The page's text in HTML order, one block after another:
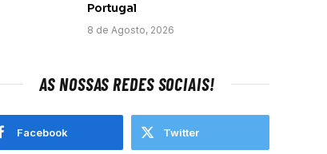
Portugal
8 de Agosto, 2026
AS NOSSAS REDES SOCIAIS!
Facebook Twitter